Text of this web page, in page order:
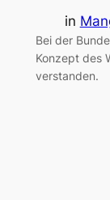
in
Bei der
Konzept des
verstanden.